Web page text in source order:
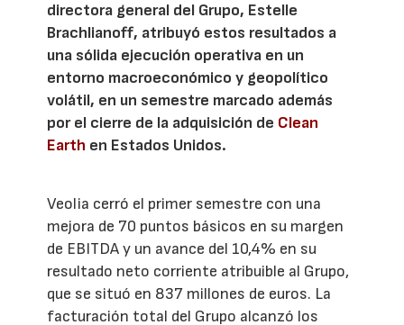
directora general del Grupo, Estelle
Brachlianoff, atribuyó estos resultados a
una sólida ejecución operativa en un
entorno macroeconómico y geopolítico
volátil, en un semestre marcado además
por el cierre de la adquisición de Clean
Earth en Estados Unidos.
Veolia cerró el primer semestre con una
mejora de 70 puntos básicos en su margen
de EBITDA y un avance del 10,4% en su
resultado neto corriente atribuible al Grupo,
que se situó en 837 millones de euros. La
facturación total del Grupo alcanzó los